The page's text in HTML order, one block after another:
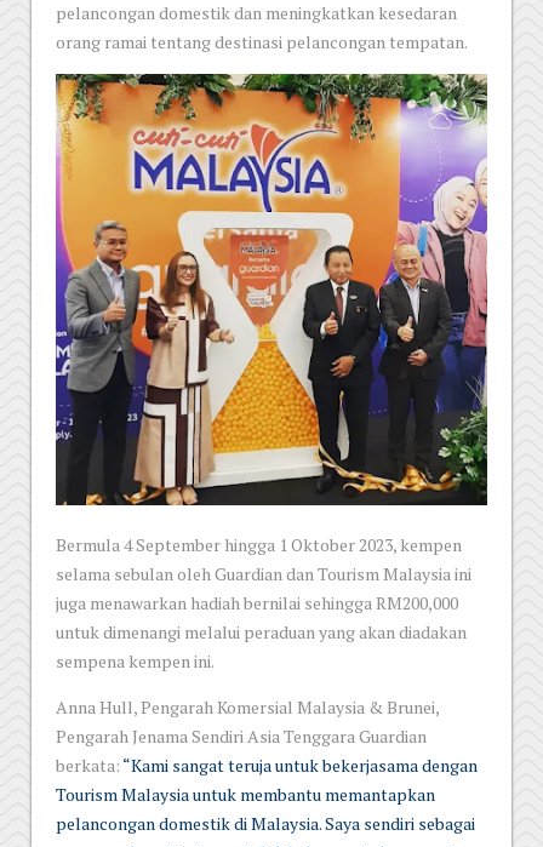
pelancongan domestik dan meningkatkan kesedaran
orang ramai tentang destinasi pelancongan tempatan.
Bermula 4 September hingga 1 Oktober 2023, kempen
selama sebulan oleh Guardian dan Tourism Malaysia ini
juga menawarkan hadiah bernilai sehingga RM200,000
untuk dimenangi melalui peraduan yang akan diadakan
sempena kempen ini.
Anna Hull, Pengarah Komersial Malaysia & Brunei,
Pengarah Jenama Sendiri Asia Tenggara Guardian
berkata: “Kami sangat teruja untuk bekerjasama dengan
Tourism Malaysia untuk membantu memantapkan
pelancongan domestik di Malaysia. Saya sendiri sebagai